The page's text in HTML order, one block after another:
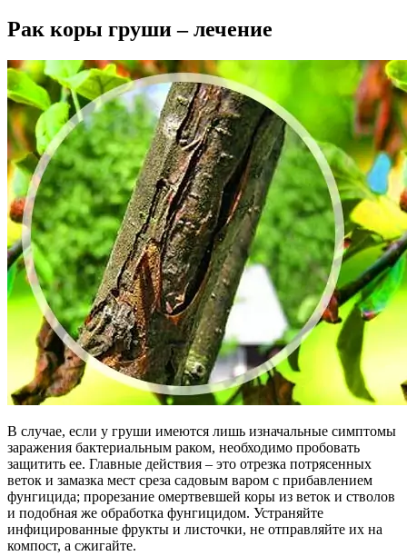
Рак коры груши – лечение
В случае, если у груши имеются лишь изначальные симптомы
заражения бактериальным раком, необходимо пробовать
защитить ее. Главные действия – это отрезка потрясенных
веток и замазка мест среза садовым варом с прибавлением
фунгицида; прорезание омертвевшей коры из веток и стволов
и подобная же обработка фунгицидом. Устраняйте
инфицированные фрукты и листочки, не отправляйте их на
компост, а сжигайте.